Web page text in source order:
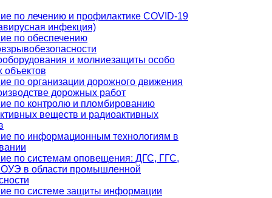
по лечению и профилактике COVID-19
инфекция)
по обеспечению
и молниезащиты особо
по организации дорожного движения
дорожных работ
по контролю и пломбированию
веществ и радиоактивных
по информационным технологиям в
по системам оповещения: ДГС, ГГС,
в области промышленной
по системе защиты информации